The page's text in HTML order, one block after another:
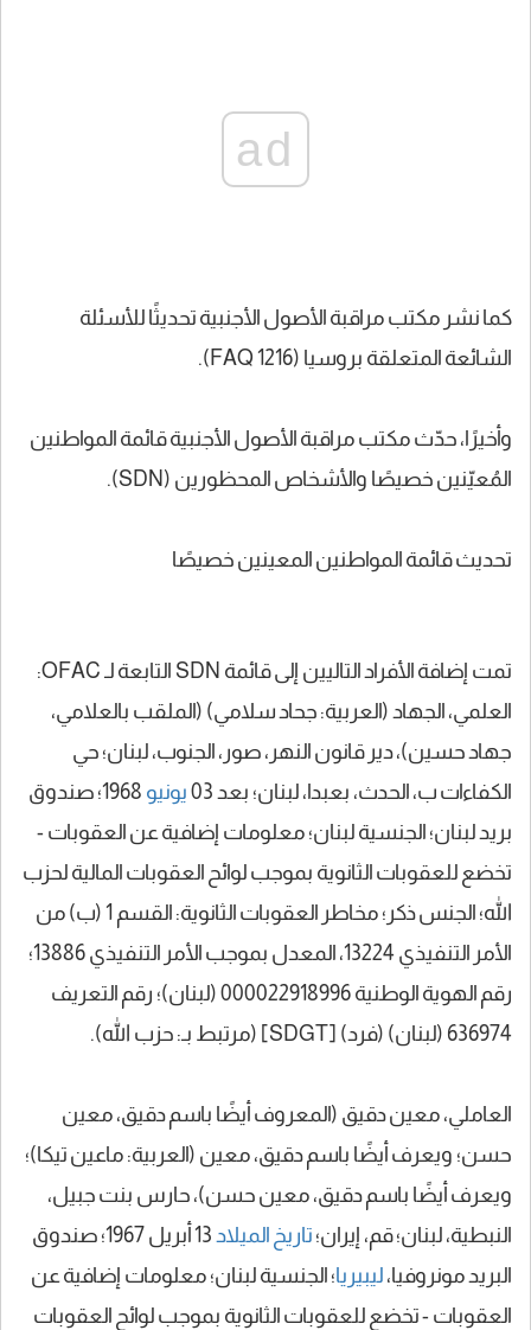
ad
كما نشر مكتب مراقبة الأصول الأجنبية تحديثًا للأسئلة
الشائعة المتعلقة بروسيا (FAQ 1216).
وأخيرًا، حدّث مكتب مراقبة الأصول الأجنبية قائمة المواطنين
المُعيّنين خصيصًا والأشخاص المحظورين (SDN).
تحديث قائمة المواطنين المعينين خصيصًا
تمت إضافة الأفراد التاليين إلى قائمة SDN التابعة لـ OFAC:
العلمي، الجهاد (العربية: جحاد سلامي) (الملقب بالعلامي،
جهاد حسين)، دير قانون النهر، صور، الجنوب، لبنان؛ حي
الكفاءات ب، الحدث، بعبدا، لبنان؛ بعد 03
يونيو
1968؛ صندوق
بريد لبنان؛ الجنسية لبنان؛ معلومات إضافية عن العقوبات -
تخضع للعقوبات الثانوية بموجب لوائح العقوبات المالية لحزب
الله؛ الجنس ذكر؛ مخاطر العقوبات الثانوية: القسم 1 (ب) من
الأمر التنفيذي 13224، المعدل بموجب الأمر التنفيذي 13886؛
رقم الهوية الوطنية 000022918996 (لبنان)؛ رقم التعريف
636974 (لبنان) (فرد) [SDGT] (مرتبط بـ: حزب الله).
العاملي، معين دقيق (المعروف أيضًا باسم دقيق، معين
حسن؛ ويعرف أيضًا باسم دقيق، معين (العربية: ماعين تيكا)؛
ويعرف أيضًا باسم دقيق، معين حسن)، حارس بنت جبيل،
النبطية، لبنان؛ قم، إيران؛ تاريخ الميلاد
13 أبريل 1967؛ صندوق
البريد مونروفيا، ليبيريا؛ الجنسية لبنان؛ معلومات إضافية عن
العقوبات - تخضع للعقوبات الثانوية بموجب لوائح العقوبات